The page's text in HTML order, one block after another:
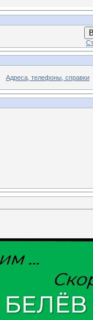
Адреса, телефоны, справки